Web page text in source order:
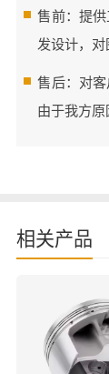
售前：提
发设计，
售后：对
由于我方原
相关产品